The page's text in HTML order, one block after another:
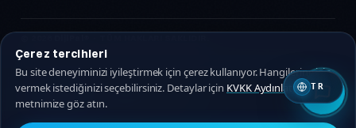
KVKK AydınlatmaGizlilik Politikası
🇹🇷 Türkçe 🇬🇧 EN
TR
Çerez tercihleri
Bu site deneyiminizi iyileştirmek için çerez kullanıyor. Hangilerine izin
vermek istediğinizi seçebilirsiniz. Detaylar için KVKK Aydınlatma
metnimize göz atın.